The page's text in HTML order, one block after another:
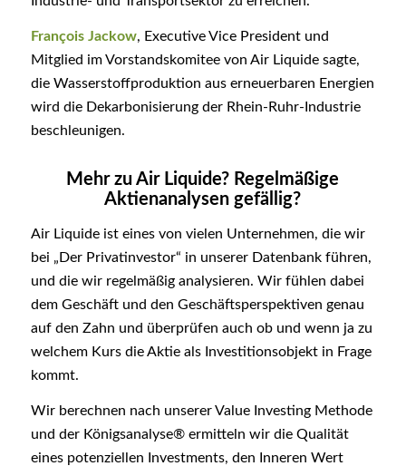
François Jackow, Executive Vice President und
Mitglied im Vorstandskomitee von Air Liquide sagte,
die Wasserstoffproduktion aus erneuerbaren Energien
wird die Dekarbonisierung der Rhein-Ruhr-Industrie
beschleunigen.
Mehr zu Air Liquide? Regelmäßige
Aktienanalysen gefällig?
Air Liquide ist eines von vielen Unternehmen, die wir
bei „Der Privatinvestor“ in unserer Datenbank führen,
und die wir regelmäßig analysieren. Wir fühlen dabei
dem Geschäft und den Geschäftsperspektiven genau
auf den Zahn und überprüfen auch ob und wenn ja zu
welchem Kurs die Aktie als Investitionsobjekt in Frage
kommt.
Wir berechnen nach unserer Value Investing Methode
und der Königsanalyse® ermitteln wir die Qualität
eines potenziellen Investments, den Inneren Wert